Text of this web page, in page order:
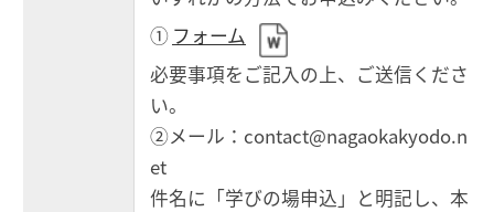
① フォーム
必要事項をご記入の上、ご送信くださ
い。
②メール：contact@nagaokakyodo.n
et
件名に「学びの場申込」と明記し、本